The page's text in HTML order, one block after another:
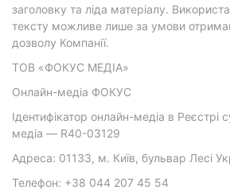
заголовку та ліда матеріалу.
тексту можливе лише за умови
дозволу Компанії.
ТОВ «ФОКУС МЕДІА»
Онлайн-медіа ФОКУС
Ідентифікатор онлайн-медіа в Реєстрі
медіа — R40-03129
Адреса: 01133, м. Київ, бульвар Лесі
Телефон: +38 044 207 45 54